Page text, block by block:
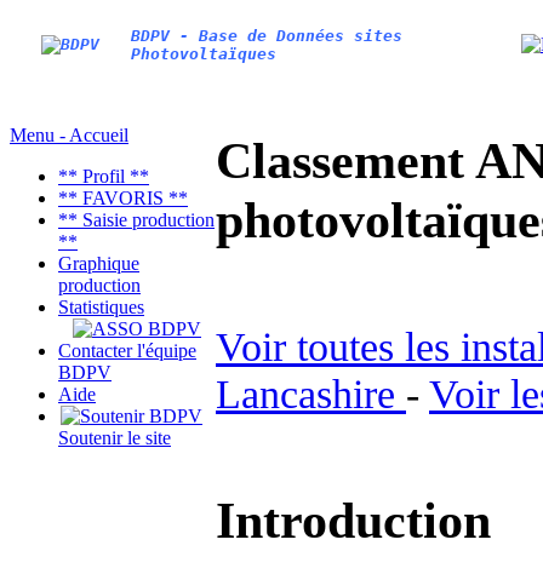
BDPV - Base de Données sites
Photovoltaïques
Menu - Accueil
** Profil **
** FAVORIS **
** Saisie production
**
Graphique
production
Statistiques
Contacter l'équipe
BDPV
Aide
Soutenir le site
Classement
Voir toutes les
Lancashire - Voir
Introduction